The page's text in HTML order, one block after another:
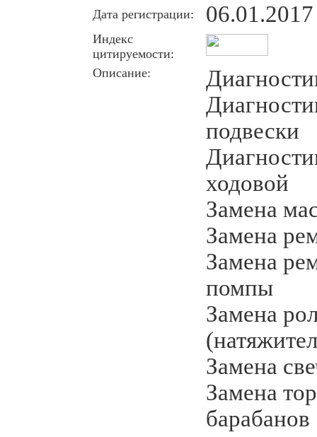
Дата регистрации: 06.01.2017
Индекс
цитируемости:
Описание:
подвески
ходовой
Замена
Замена
Замена
помпы
Замена
Замена
Замена
барабанов